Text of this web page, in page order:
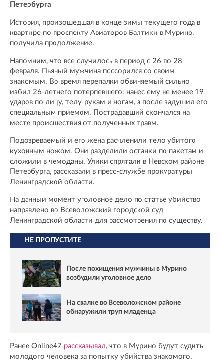
Петербурга
История, произошедшая в конце зимы текущего года в
квартире по проспекту Авиаторов Балтики в Мурино,
получила продолжение.
Напомним, что все случилось в период с 26 по 28
февраля. Пьяный мужчина поссорился со своим
знакомым. Во время перепалки обвиняемый сильно
избил 26-летнего потерпевшего: нанес ему не менее 19
ударов по лицу, телу, рукам и ногам, а после задушил его
специальным приемом. Пострадавший скончался на
месте происшествия от полученных травм.
Подозреваемый и его жена расчленили тело убитого
кухонным ножом. Они разделили останки по пакетам и
сложили в чемоданы. Улики спрятали в Невском районе
Петербурга, рассказали в пресс-службе прокуратуры
Ленинградской области.
На данный момент уголовное дело по статье убийство
направлено во Всеволожский городской суд
Ленинградской области для рассмотрения по существу.
НЕ ПРОПУСТИТЕ
После похищения мужчины в Мурино
возбудили уголовное дело
На свалке во Всеволожском районе
обнаружили труп младенца
Ранее Online47 рассказывал, что в Мурино будут судить
молодого человека за попытку убийства знакомого.